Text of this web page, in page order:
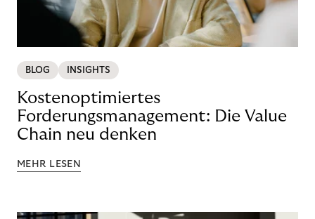
BLOG INSIGHTS
Kostenoptimiertes
Forderungsmanagement: Die Value
Chain neu denken
MEHR LESEN